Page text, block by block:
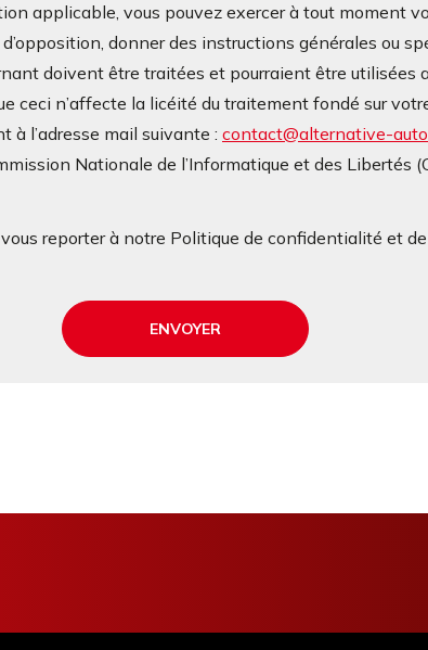
applicable, vous pouvez exercer à tout moment
donner des instructions générales ou
doivent être traitées et pourraient être utilisées
ceci n’affecte la licéité du traitement fondé sur
à l’adresse mail suivante : contact@alternative-
Nationale de l’Informatique et des Libertés
reporter à notre Politique de confidentialité et
ENVOYER